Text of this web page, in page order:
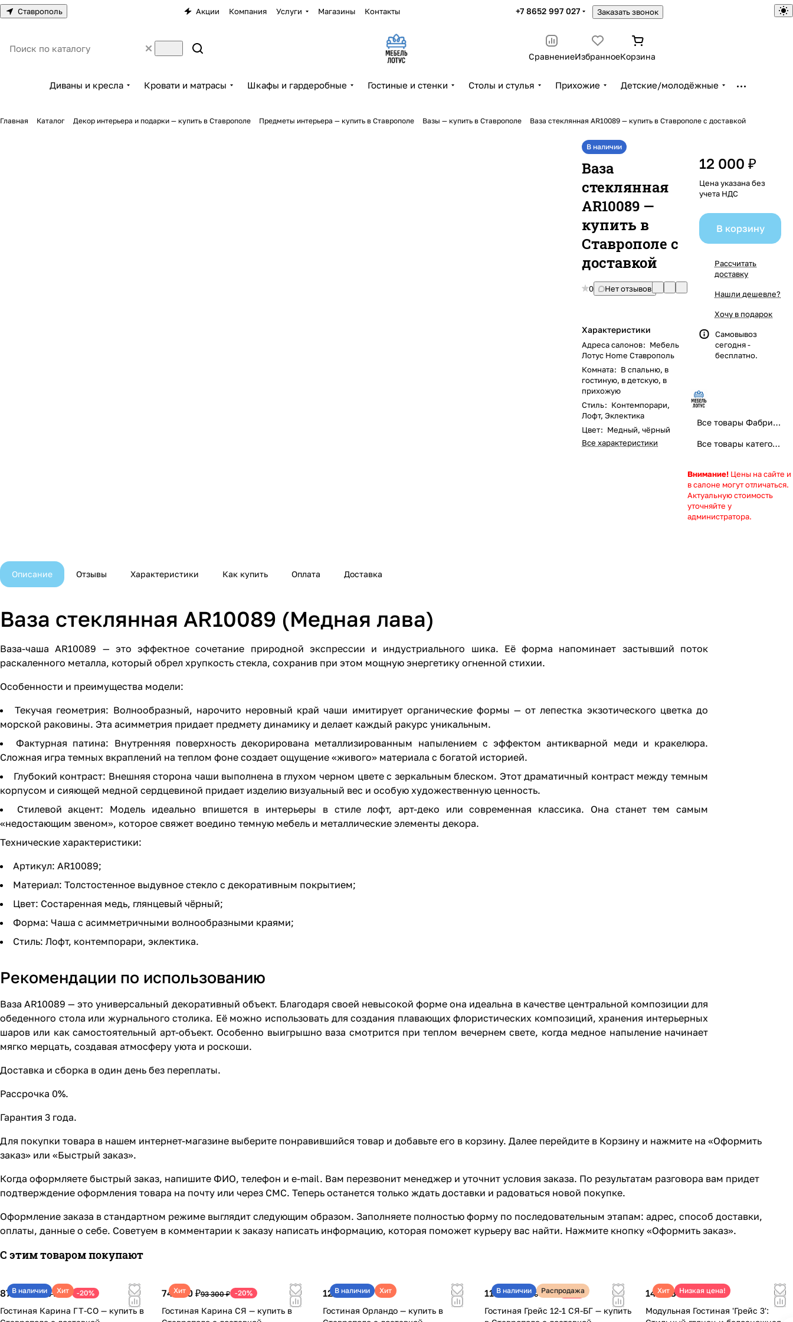
Ставрополь Акции Компания Услуги Магазины Контакты +7 8652 997 027 Заказать звонок
СравнениеИзбранноеКорзина
Диваны и кресла Кровати и матрасы Шкафы и гардеробные Гостиные и стенки Столы и стулья Прихожие Детские/молодёжные
Главная Каталог Декор интерьера и подарки — купить в Ставрополе Предметы интерьера — купить в Ставрополе Вазы — купить в Ставрополе Ваза стеклянная AR10089 — купить в Ставрополе с доставкой
В наличии
Ваза
стеклянная
AR10089 —
купить в
Ставрополе с
доставкой
0 Нет отзывов
Характеристики
Адреса салонов: Мебель
Лотус Home Ставрополь
Комната: В спальню, в
гостиную, в детскую, в
прихожую
Стиль: Контемпорари,
Лофт, Эклектика
Цвет: Медный, чёрный
Все характеристики
12 000 ₽
Цена указана без
учета НДС
В корзину
Рассчитать
доставку
Нашли дешевле?
Хочу в подарок
Самовывоз
сегодня -
бесплатно.
Все товары Фабрика "Мебель Лотус Home" - правильная мебель, правильный выбор!
Все товары категории
Внимание! Цены на сайте и
в салоне могут отличаться.
Актуальную стоимость
уточняйте у
администратора.
Описание Отзывы Характеристики Как купить Оплата Доставка
Ваза стеклянная AR10089 (Медная лава)
Ваза-чаша AR10089 — это эффектное сочетание природной экспрессии и индустриального шика. Её форма напоминает застывший поток
раскаленного металла, который обрел хрупкость стекла, сохранив при этом мощную энергетику огненной стихии.
Особенности и преимущества модели:
Текучая геометрия: Волнообразный, нарочито неровный край чаши имитирует органические формы — от лепестка экзотического цветка до
морской раковины. Эта асимметрия придает предмету динамику и делает каждый ракурс уникальным.
Фактурная патина: Внутренняя поверхность декорирована металлизированным напылением с эффектом антикварной меди и кракелюра.
Сложная игра темных вкраплений на теплом фоне создает ощущение «живого» материала с богатой историей.
Глубокий контраст: Внешняя сторона чаши выполнена в глухом черном цвете с зеркальным блеском. Этот драматичный контраст между темным
корпусом и сияющей медной сердцевиной придает изделию визуальный вес и особую художественную ценность.
Стилевой акцент: Модель идеально впишется в интерьеры в стиле лофт, арт-деко или современная классика. Она станет тем самым
«недостающим звеном», которое свяжет воедино темную мебель и металлические элементы декора.
Технические характеристики:
Артикул: AR10089;
Материал: Толстостенное выдувное стекло с декоративным покрытием;
Цвет: Состаренная медь, глянцевый чёрный;
Форма: Чаша с асимметричными волнообразными краями;
Стиль: Лофт, контемпорари, эклектика.
Рекомендации по использованию
Ваза AR10089 — это универсальный декоративный объект. Благодаря своей невысокой форме она идеальна в качестве центральной композиции для
обеденного стола или журнального столика. Её можно использовать для создания плавающих флористических композиций, хранения интерьерных
шаров или как самостоятельный арт-объект. Особенно выигрышно ваза смотрится при теплом вечернем свете, когда медное напыление начинает
мягко мерцать, создавая атмосферу уюта и роскоши.
Доставка и сборка в один день без переплаты.
Рассрочка 0%.
Гарантия 3 года.
Для покупки товара в нашем интернет-магазине выберите понравившийся товар и добавьте его в корзину. Далее перейдите в Корзину и нажмите на «Оформить
заказ» или «Быстрый заказ».
Когда оформляете быстрый заказ, напишите ФИО, телефон и e-mail. Вам перезвонит менеджер и уточнит условия заказа. По результатам разговора вам придет
подтверждение оформления товара на почту или через СМС. Теперь останется только ждать доставки и радоваться новой покупке.
Оформление заказа в стандартном режиме выглядит следующим образом. Заполняете полностью форму по последовательным этапам: адрес, способ доставки,
оплаты, данные о себе. Советуем в комментарии к заказу написать информацию, которая поможет курьеру вас найти. Нажмите кнопку «Оформить заказ».
С этим товаром покупают
В наличии Хит
87 940 ₽109 930 ₽ -20%
Гостиная Карина ГТ-СО — купить в
Хит
74 640 ₽93 300 ₽ -20%
Гостиная Карина СЯ — купить в
В наличии Хит
121 670 ₽
Гостиная Орландо — купить в
В наличии Распродажа
115 850 ₽180 410 ₽ -36%
Гостиная Грейс 12-1 СЯ-БГ — купить
Хит Низкая цена!
148 080 ₽
Модульная Гостиная 'Грейс 3':